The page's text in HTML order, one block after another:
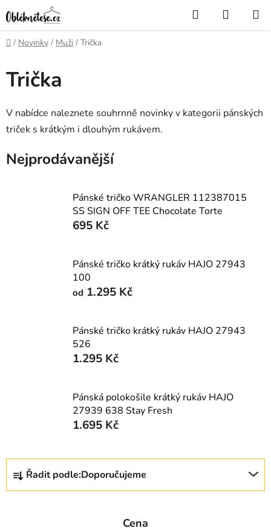
na
obsah
Hledat
KOŠÍK
Domů
/ Novinky / Muži / Trička
Trička
V nabídce naleznete souhrnně novinky v kategorii pánských
triček s krátkým i dlouhým rukávem.
Nejprodávanější
Pánské tričko WRANGLER 112387015
SS SIGN OFF TEE Chocolate Torte
695 Kč
Pánské tričko krátký rukáv HAJO 27943
100
od 1.295 Kč
Pánské tričko krátký rukáv HAJO 27943
526
1.295 Kč
Pánská polokošile krátký rukáv HAJO
27939 638 Stay Fresh
1.695 Kč
Ř
z
Řadit podle:Doporučujeme
Cena